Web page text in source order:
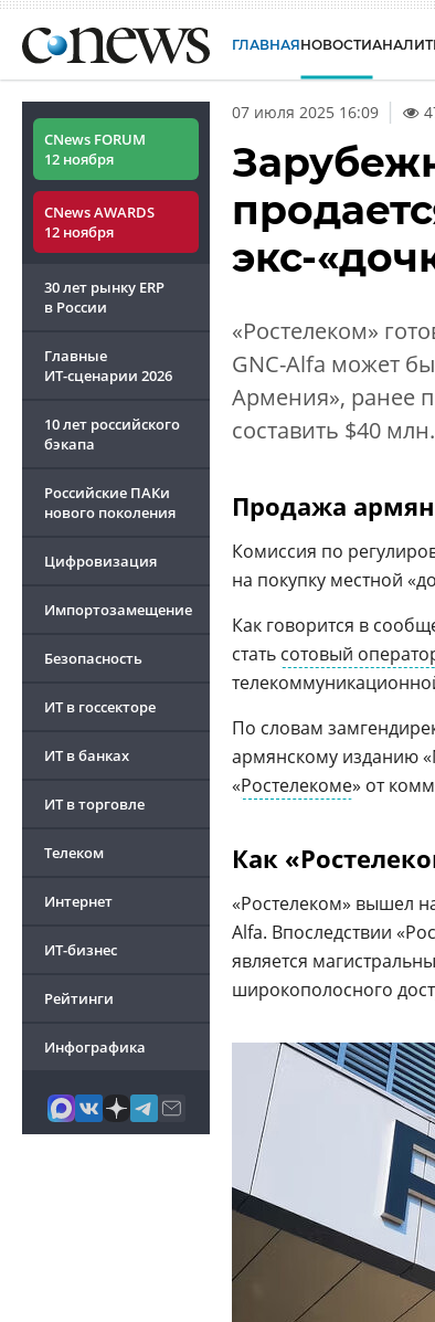
ГЛАВНАЯНОВОСТИ
CNews FORUM
12 ноября
CNews AWARDS
12 ноября
30 лет рынку ERP
в России
Главные
ИТ-сценарии 2026
10 лет российского
бэкапа
Российские ПАКи
нового поколения
Цифровизация
Импортозамещение
Безопасность
ИТ в госсекторе
ИТ в банках
ИТ в торговле
Телеком
Интернет
ИТ-бизнес
Рейтинги
Инфографика
07 июля 2025 16:09
экс-
«Ростелеком»
GNC-Alfa может
Армения», ранее
составить $40 млн.
Продажа
Комиссия по
на покупку местной
Как говорится в
стать сотовый
По словам
армянскому изданию
«Ростелекоме» от
Как
«Ростелеком» вышел
Alfa. Впоследствии
является
широкополосного